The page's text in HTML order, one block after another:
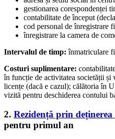
gestionarea corespondenței
contabilitate de început
cod personal de înregistrare
înregistrare la camera de
Intervalul de timp:înmatriculare
Costuri suplimentare:
în funcție de activitatea societății
licențe (dacă e cazul); călătoria în
vizită pentru deschiderea contului
2. Rezidență prin deținerea
pentru primul an